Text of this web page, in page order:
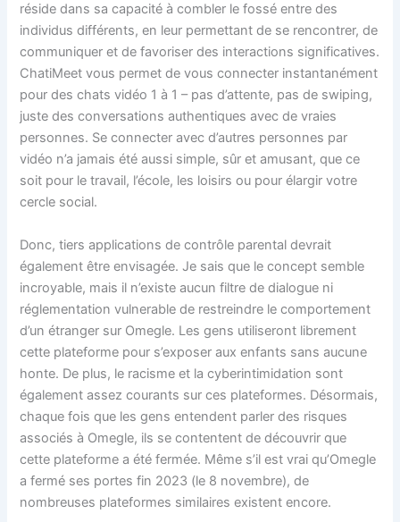
réside dans sa capacité à combler le fossé entre des
individus différents, en leur permettant de se rencontrer, de
communiquer et de favoriser des interactions significatives.
ChatiMeet vous permet de vous connecter instantanément
pour des chats vidéo 1 à 1 – pas d’attente, pas de swiping,
juste des conversations authentiques avec de vraies
personnes. Se connecter avec d’autres personnes par
vidéo n’a jamais été aussi simple, sûr et amusant, que ce
soit pour le travail, l’école, les loisirs ou pour élargir votre
cercle social.
Donc, tiers applications de contrôle parental devrait
également être envisagée. Je sais que le concept semble
incroyable, mais il n’existe aucun filtre de dialogue ni
réglementation vulnerable de restreindre le comportement
d’un étranger sur Omegle. Les gens utiliseront librement
cette plateforme pour s’exposer aux enfants sans aucune
honte. De plus, le racisme et la cyberintimidation sont
également assez courants sur ces plateformes. Désormais,
chaque fois que les gens entendent parler des risques
associés à Omegle, ils se contentent de découvrir que
cette plateforme a été fermée. Même s’il est vrai qu’Omegle
a fermé ses portes fin 2023 (le 8 novembre), de
nombreuses plateformes similaires existent encore.